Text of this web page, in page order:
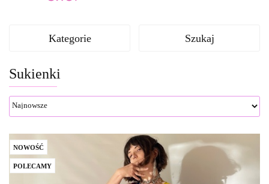
Kategorie Szukaj
Sukienki
NOWOŚĆ
POLECAMY